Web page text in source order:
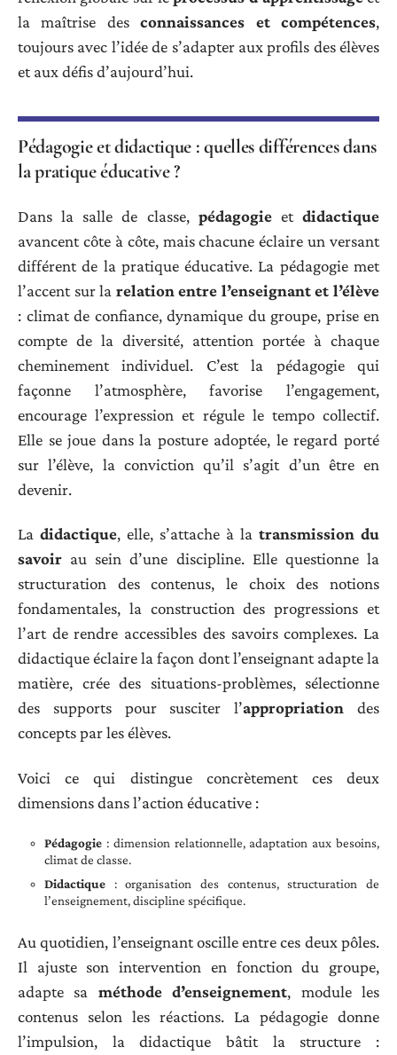
la maîtrise desconnaissances et compétences,
toujours avec l’idée de s’adapter aux profils des élèves
et aux défis d’aujourd’hui.
Pédagogie et didactique : quelles différences dans
la pratique éducative ?
Dans la salle de classe, pédagogieetdidactique
avancent côte à côte, mais chacune éclaire un versant
différent de la pratique éducative. La pédagogie met
l’accent sur la relation entre l’enseignant et l’élève
: climat de confiance, dynamique du groupe, prise en
compte de la diversité, attention portée à chaque
cheminement individuel. C’est la pédagogie qui
façonne l’atmosphère, favorise l’engagement,
encourage l’expression et régule le tempo collectif.
Elle se joue dans la posture adoptée, le regard porté
sur l’élève, la conviction qu’il s’agit d’un être en
devenir.
La didactique, elle, s’attache à la transmission du
savoir au sein d’une discipline. Elle questionne la
structuration des contenus, le choix des notions
fondamentales, la construction des progressions et
l’art de rendre accessibles des savoirs complexes. La
didactique éclaire la façon dont l’enseignant adapte la
matière, crée des situations-problèmes, sélectionne
des supports pour susciter l’appropriation des
concepts par les élèves.
Voici ce qui distingue concrètement ces deux
dimensions dans l’action éducative :
Pédagogie : dimension relationnelle, adaptation aux besoins,
climat de classe.
Didactique : organisation des contenus, structuration de
l’enseignement, discipline spécifique.
Au quotidien, l’enseignant oscille entre ces deux pôles.
Il ajuste son intervention en fonction du groupe,
adapte sa méthode d’enseignement, module les
contenus selon les réactions. La pédagogie donne
l’impulsion, la didactique bâtit la structure :